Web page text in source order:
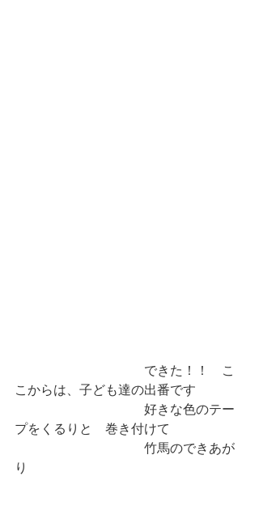
できた！！　こ
こからは、子ども達の出番です
好きな色のテー
プをくるりと　巻き付けて
竹馬のできあが
り